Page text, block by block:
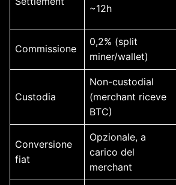
~12h
Commissione
0,2% (split
miner/wallet)
Custodia
Non-custodial
(merchant riceve
BTC)
Conversione
fiat
Opzionale, a
carico del
merchant